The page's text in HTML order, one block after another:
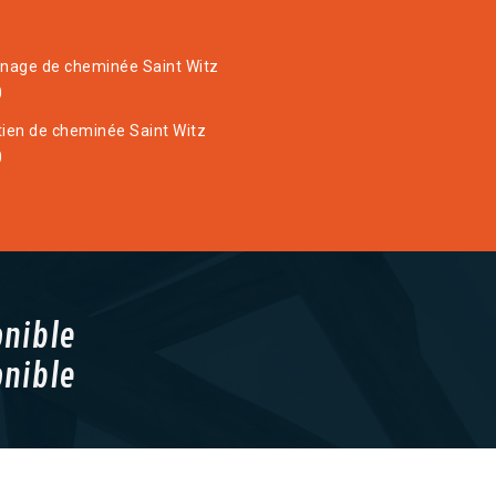
de cheminée Saint Witz
de cheminée Saint Witz